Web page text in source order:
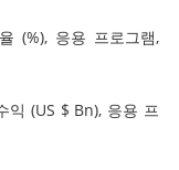
(%), 응용 프로그램,
익 (US $ Bn), 응용 프